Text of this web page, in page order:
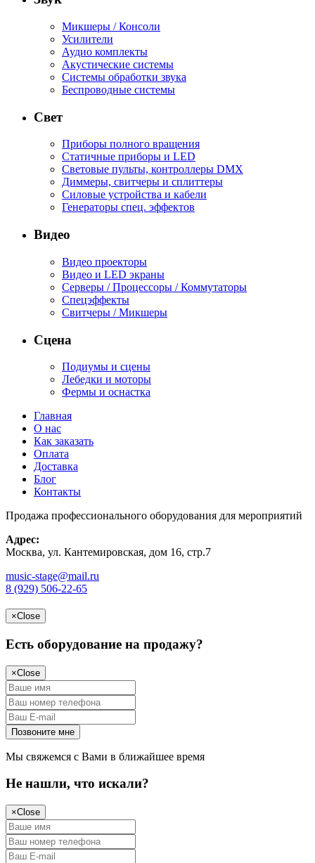
Микшеры / Консоли
Усилители
Аудио комплекты
Акустические системы
Системы обработки звука
Беспроводные системы
Свет
Приборы полного вращения
Статичные приборы и LED
Световые пульты, контроллеры DMX
Диммеры, свитчеры и сплиттеры
Силовые устройства и кабели
Генераторы спец. эффектов
Видео
Видео проекторы
Видео и LED экраны
Серверы / Процессоры / Коммутаторы
Спецэффекты
Свитчеры / Микшеры
Сцена
Подиумы и сцены
Лебедки и моторы
Фермы и оснастка
Главная
О нас
Как заказать
Оплата
Доставка
Блог
Контакты
Продажа профессионального оборудования для мероприятий
Адрес:
Москва, ул. Кантемировская, дом 16, стр.7
music-stage@mail.ru
8 (929) 506-22-65
×Close
Есть оборудование на продажу?
×Close
Мы свяжемся с Вами в ближайшее время
Не нашли, что искали?
×Close